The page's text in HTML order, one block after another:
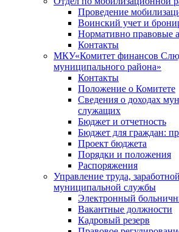
Проведение
Воинский учет и
Нормативно правовые
Контакты
МКУ«Комитет финансов
муниципального района»
Контакты
Положение о Комитете
Сведения о доходах
служащих
Бюджет и отчетность
Бюджет для граждан:
Проект бюджета
Порядки и положения
Распоряжения
Управление труда,
муниципальной службы
Электронный
Вакантные должности
Кадровый резерв